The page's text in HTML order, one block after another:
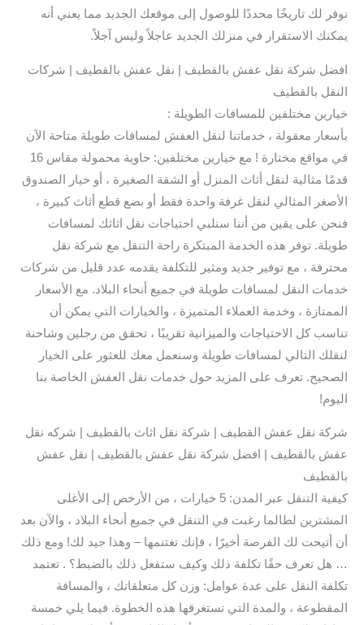
نوفر لك تاريخًا محددًا للوصول إلى موقعك الجديد مما يعني أنه
يمكنك الاستقرار في منزلك الجديد عاجلاً وليس آجلاً.
افضل شركة نقل عفش بالقطيف | نقل عفش بالقطيف | شركات
النقل بالقطيف
خيارين مختلفين للمسافات الطويلة :
بأسعار معقولة ، خدماتنا لنقل العفش لمسافات طويلة متاحة الآن
في مواقع مختارة ! مع خيارين مختلفين: حاوية محمولة مقاس 16
قدمًا مثالية لنقل أثاث المنزل أو الشقة الصغيرة ، أو خيار الصندوق
الأصغر المثالي لنقل غرفة واحدة فقط أو بضع قطع أثاث كبيرة ،
فنحن على يقين من أننا سنلبي احتياجات نقل اثاثك لمسافات
طويلة. توفر هذه الخدمة المبتكرة راحة التنقل مع شركة نقل
محترفة ، مع توفير جديد ومثير للتكلفة يقدمه عدد قليل من شركات
خدمات النقل لمسافات طويلة في جميع أنحاء البلاد. مع الأسعار
الممتازة ، وخدمة العملاء المتميزة ، والخيارات التي يمكن أن
تناسب كل الاحتياجات والميزانية تقريبًا ، تحقق من رجلين وشاحنة
لنقلك التالي لمسافات طويلة وسنعمل معك للعثور على الخيار
الصحيح. تعرف على المزيد حول خدمات نقل العفش الخاصة بنا
اليوم!
شركة نقل عفش القطيف | شركة نقل اثاث بالقطيف | شركه نقل
عفش بالقطيف | افضل شركة نقل عفش بالقطيف | نقل عفش
بالقطيف
كيفية التنقل عبر المدن: 5 خيارات ، من الأرخص إلى الأغلى
المشترين لطالما رغبت في التنقل في جميع أنحاء البلاد ، والآن بعد
أن أتيحت لك الفرصة أخيرًا ، فإنك تغتنمها – وهذا جيد لك! ومع ذلك
… هل تعرف حقًا تكلفة ذلك وكيف ستفعل ذلك بالضبط؟ . تعتمد
تكلفة النقل على عدة عوامل: وزن كل متعلقاتك ، والمسافة
المقطوعة ، والمدة التي تستغرقها هذه الخطوة. فيما يلي خمسة